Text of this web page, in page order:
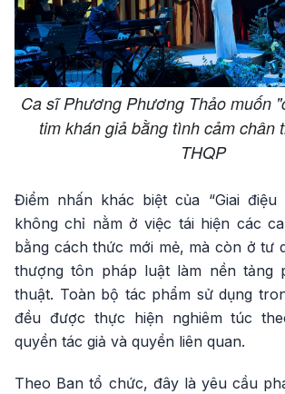
Ca sĩ Phương Phương Thảo muốn
tim khán giả bằng tình cảm chân
THQP
Điểm nhấn khác biệt của “Giai điệu
không chỉ nằm ở việc tái hiện các
bằng cách thức mới mẻ, mà còn ở tư
thượng tôn pháp luật làm nền tảng
thuật. Toàn bộ tác phẩm sử dụng
đều được thực hiện nghiêm túc
quyền tác giả và quyền liên quan.
Theo Ban tổ chức, đây là yêu cầu